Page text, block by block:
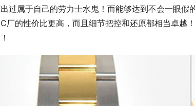
过属于自己的劳力士水鬼！而能够达到不会一眼
厂的性价比更高，而且细节把控和还原都相当卓越